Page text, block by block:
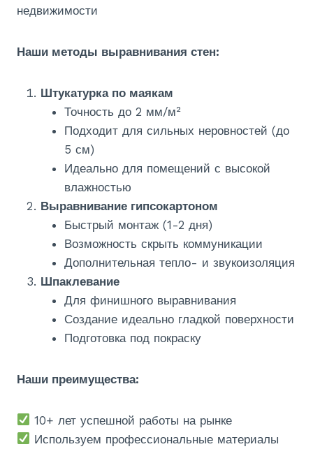
недвижимости
Наши методы выравнивания стен:
Штукатурка по маякам
Точность до 2 мм/м²
Подходит для сильных неровностей (до
5 см)
Идеально для помещений с высокой
влажностью
Выравнивание гипсокартоном
Быстрый монтаж (1-2 дня)
Возможность скрыть коммуникации
Дополнительная тепло- и звукоизоляция
Шпаклевание
Для финишного выравнивания
Создание идеально гладкой поверхности
Подготовка под покраску
Наши преимущества:
10+ лет успешной работы на рынке
Используем профессиональные материалы